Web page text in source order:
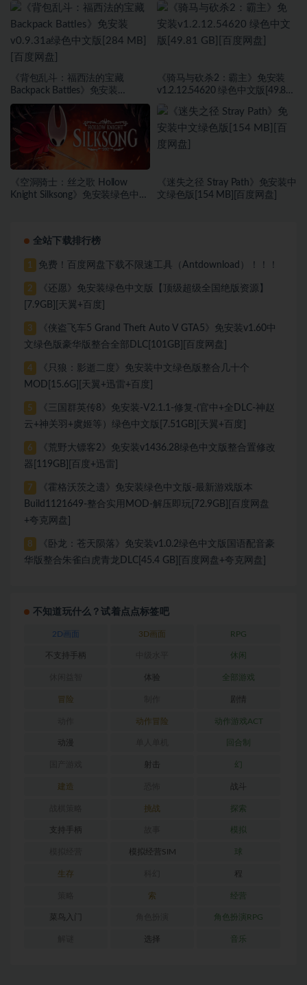
绿色版[ 2.04 GB][百度网盘]
《背包乱斗：福西法的宝藏
Backpack Battles》免安装
v0.9.31a绿色中文版[284 MB][百
度网盘]
《骑马与砍杀2：霸主》免安装
v1.2.12.54620 绿色中文版[49.81
《空洞骑士：丝之歌 Hollow
Knight Silksong》免安装绿色中文
《迷失之径 Stray Path》免安装中
文绿色版[154 MB][百度网盘]
全站下载排行榜
1 免费！百度网盘下载不限速工具（Antdownload）！！！
2
《还愿》免安装绿色中文版【顶级超级全国绝版资源】
[7.9GB][天翼+百度]
3
《侠盗飞车5 Grand Theft Auto V GTA5》免安装v1.60中
文绿色版豪华版整合全部DLC[101GB][百度网盘]
4
《只狼：影逝二度》免安装中文绿色版整合几十个
MOD[15.6G][天翼+迅雷+百度]
5
《三国群英传8》免安装-V2.1.1-修复-(官中+全DLC-神赵
云+神关羽+虞姬等）绿色中文版[7.51GB][天翼+百度]
6
《荒野大镖客2》免安装v1436.28绿色中文版整合置修改
器[119GB][百度+迅雷]
7
《霍格沃茨之遗》免安装绿色中文版-最新游戏版本
Build1121649-整合实用MOD-解压即玩[72.9GB][百度网盘
+夸克网盘]
8
《卧龙：苍天陨落》免安装v1.0.2绿色中文版国语配音豪
华版整合朱雀白虎青龙DLC[45.4 GB][百度网盘+夸克网盘]
不知道玩什么？试着点点标签吧
2D画面 3D画面 RPG
不支持手柄 休闲
体验 全部游戏
冒险 剧情
动作冒险 动作游戏ACT
动漫 回合制
射击 幻
建造 战斗
挑战 探索
支持手柄 模拟
模拟经营SIM 球
生存 程
索 经营
菜鸟入门 角色扮演RPG
选择 音乐